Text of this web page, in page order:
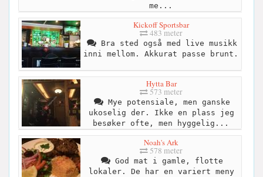
me...
Kickoff Sportsbar
483 meter
Bra sted også med live musikk
inni mellom. Akkurat passe brunt.
Hytta Bar
573 meter
Mye potensiale, men ganske
ukoselig der. Ikke en plass jeg
besøker ofte, men hyggelig...
Noah's Ark
578 meter
God mat i gamle, flotte
lokaler. De har en variert meny